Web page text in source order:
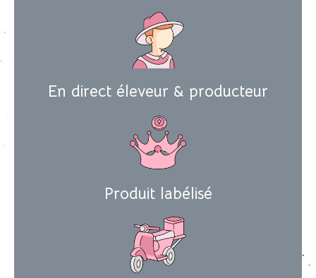
En direct éleveur & producteur
Produit labélisé